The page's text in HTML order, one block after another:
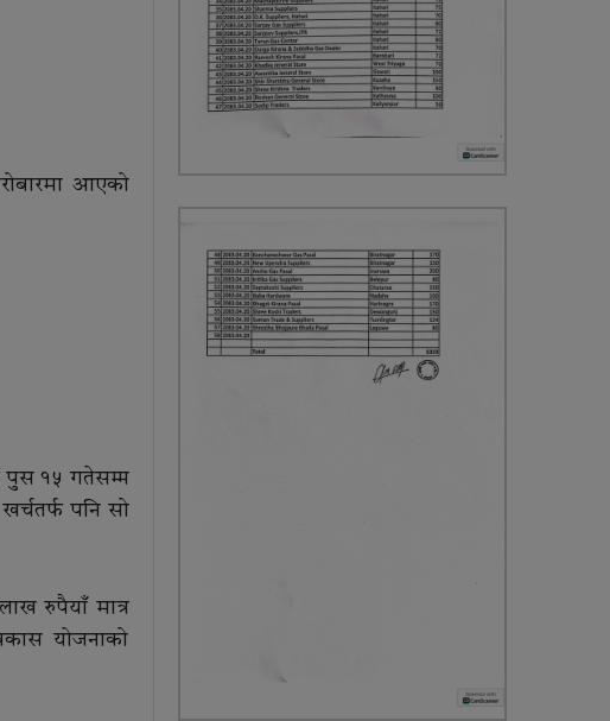
आएको
पुस १५ गतेसम्म
पनि सो
रुपैयाँ मात्र
योजनाको